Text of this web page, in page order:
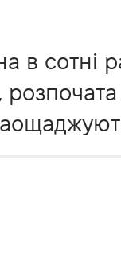
в сотні